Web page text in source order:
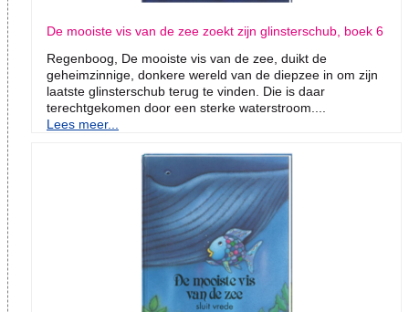
De mooiste vis van de zee zoekt zijn glinsterschub, boek 6
Regenboog, De mooiste vis van de zee, duikt de
geheimzinnige, donkere wereld van de diepzee in om zijn
laatste glinsterschub terug te vinden. Die is daar
terechtgekomen door een sterke waterstroom....
Lees meer...